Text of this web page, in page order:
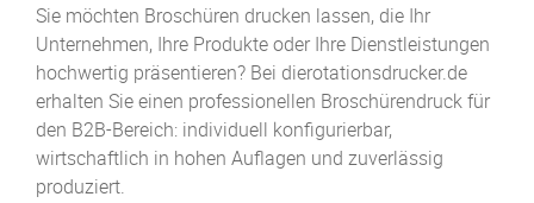
Sie möchten Broschüren drucken lassen, die Ihr
Unternehmen, Ihre Produkte oder Ihre Dienstleistungen
hochwertig präsentieren? Bei dierotationsdrucker.de
erhalten Sie einen professionellen Broschürendruck für
den B2B-Bereich: individuell konfigurierbar,
wirtschaftlich in hohen Auflagen und zuverlässig
produziert.